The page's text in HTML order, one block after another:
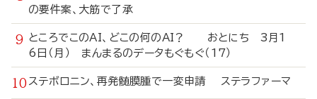
の要件案、大筋で了承
ところでこのAI、どこの何のAI？ おとにち 3月1
6日（月） まんまるのデータもぐもぐ（17）
ステボロニン、再発髄膜腫で一変申請 ステラファーマ